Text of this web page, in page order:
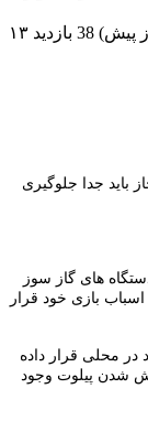
38 بازدید
باید جدا جلوگیری
های گاز سوز
بازی خود قرار
در محلی قرار داده
شدن پیلوت وجود